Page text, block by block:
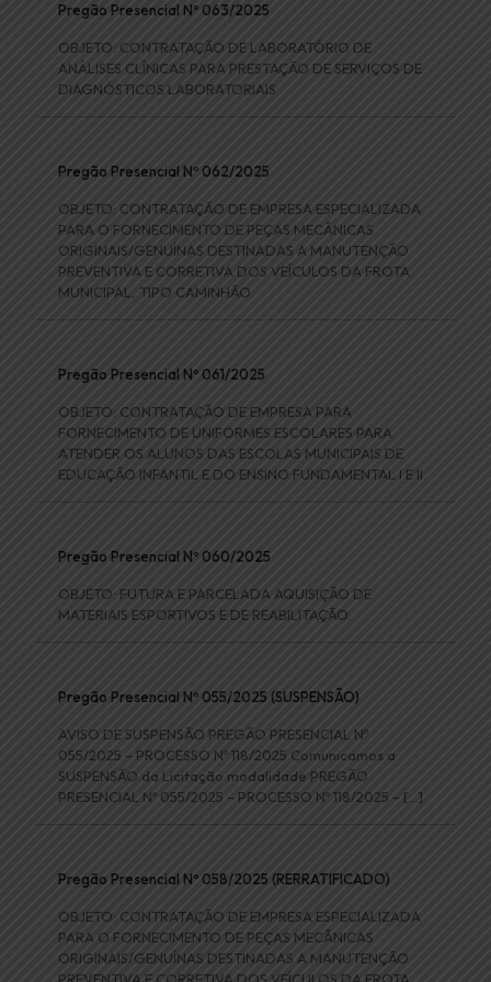
Pregão Presencial Nº 063/2025
OBJETO: CONTRATAÇÃO DE LABORATÓRIO DE
ANÁLISES CLÍNICAS PARA PRESTAÇÃO DE SERVIÇOS DE
DIAGNÓSTICOS LABORATORIAIS
Pregão Presencial Nº 062/2025
OBJETO: CONTRATAÇÃO DE EMPRESA ESPECIALIZADA
PARA O FORNECIMENTO DE PEÇAS MECÂNICAS
ORIGINAIS/GENUÍNAS DESTINADAS A MANUTENÇÃO
PREVENTIVA E CORRETIVA DOS VEÍCULOS DA FROTA
MUNICIPAL, TIPO CAMINHÃO.
Pregão Presencial Nº 061/2025
OBJETO: CONTRATAÇÃO DE EMPRESA PARA
FORNECIMENTO DE UNIFORMES ESCOLARES PARA
ATENDER OS ALUNOS DAS ESCOLAS MUNICIPAIS DE
EDUCAÇÃO INFANTIL E DO ENSINO FUNDAMENTAL I E II.
Pregão Presencial Nº 060/2025
OBJETO: FUTURA E PARCELADA AQUISIÇÃO DE
MATERIAIS ESPORTIVOS E DE REABILITAÇÃO.
Pregão Presencial Nº 055/2025 (SUSPENSÃO)
AVISO DE SUSPENSÃO PREGÃO PRESENCIAL Nº
055/2025 – PROCESSO Nº 118/2025 Comunicamos a
SUSPENSÃO da Licitação modalidade PREGÃO
PRESENCIAL Nº 055/2025 – PROCESSO Nº 118/2025 – […]
Pregão Presencial Nº 058/2025 (RERRATIFICADO)
OBJETO: CONTRATAÇÃO DE EMPRESA ESPECIALIZADA
PARA O FORNECIMENTO DE PEÇAS MECÂNICAS
ORIGINAIS/GENUÍNAS DESTINADAS A MANUTENÇÃO